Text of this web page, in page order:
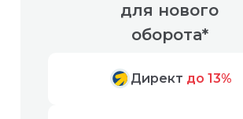
для нового
оборота*
Директ до 13%